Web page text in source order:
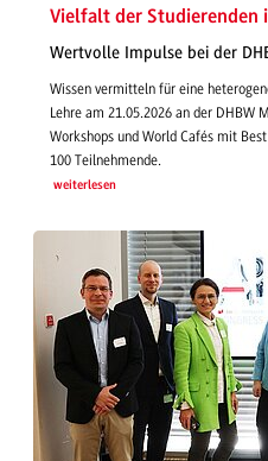
Vielfalt der Studierenden
Wertvolle Impulse bei der
Wissen vermitteln für eine
Lehre am 21.05.2026 an der DHBW
Workshops und World Cafés mit
100 Teilnehmende.
weiterlesen